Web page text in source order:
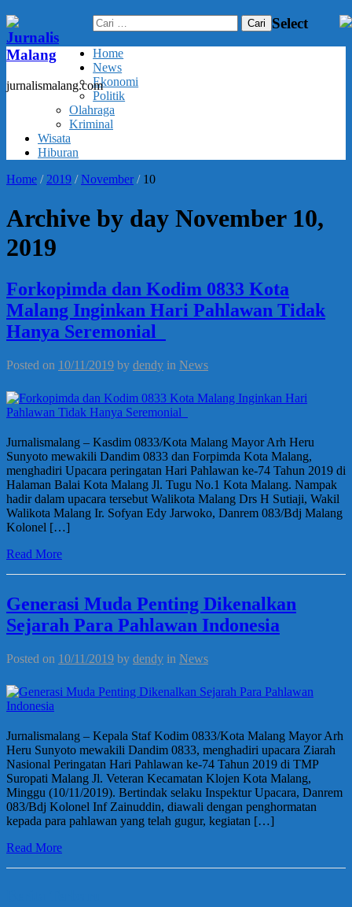
Jurnalis
Malang
jurnalismalang.com
Cari
untuk:
Select
Home
News
Ekonomi
Politik
Olahraga
Kriminal
Wisata
Hiburan
Home /2019 /November / 10
Archive by day November 10,
2019
Forkopimda dan Kodim 0833 Kota
Malang Inginkan Hari Pahlawan Tidak
Hanya Seremonial
Posted on 10/11/2019 by dendy in News
Jurnalismalang – Kasdim 0833/Kota Malang Mayor Arh Heru
Sunyoto mewakili Dandim 0833 dan Forpimda Kota Malang,
menghadiri Upacara peringatan Hari Pahlawan ke-74 Tahun 2019 di
Halaman Balai Kota Malang Jl. Tugu No.1 Kota Malang. Nampak
hadir dalam upacara tersebut Walikota Malang Drs H Sutiaji, Wakil
Walikota Malang Ir. Sofyan Edy Jarwoko, Danrem 083/Bdj Malang
Kolonel […]
Read More
Generasi Muda Penting Dikenalkan
Sejarah Para Pahlawan Indonesia
Posted on 10/11/2019 by dendy in News
Jurnalismalang – Kepala Staf Kodim 0833/Kota Malang Mayor Arh
Heru Sunyoto mewakili Dandim 0833, menghadiri upacara Ziarah
Nasional Peringatan Hari Pahlawan ke-74 Tahun 2019 di TMP
Suropati Malang Jl. Veteran Kecamatan Klojen Kota Malang,
Minggu (10/11/2019). Bertindak selaku Inspektur Upacara, Danrem
083/Bdj Kolonel Inf Zainuddin, diawali dengan penghormatan
kepada para pahlawan yang telah gugur, kegiatan […]
Read More